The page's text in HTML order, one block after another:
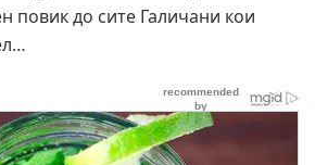
повик до сите Галичани кои